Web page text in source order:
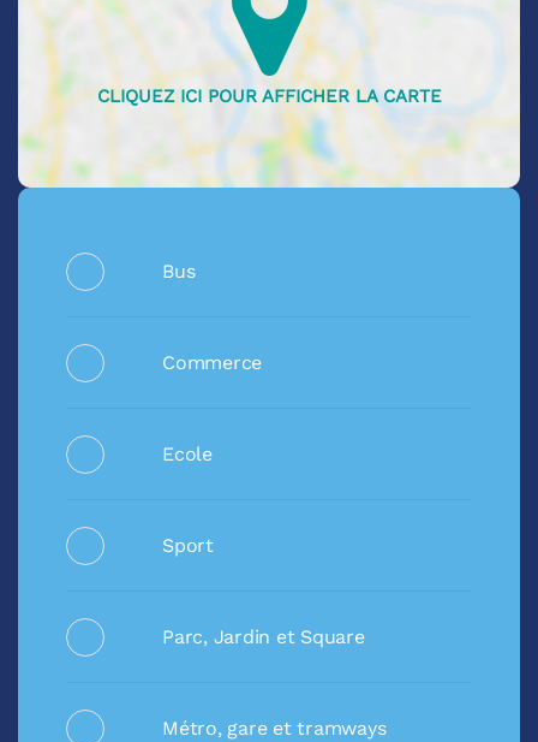
Bus
Commerce
Ecole
Sport
Parc, Jardin et Square
Métro, gare et tramways